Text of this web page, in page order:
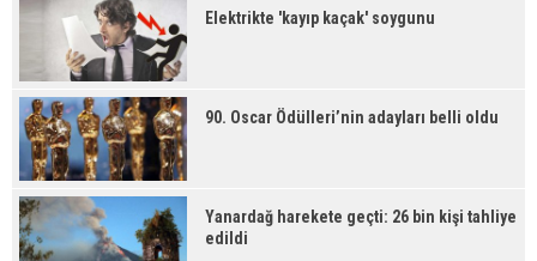
Elektrikte 'kayıp kaçak' soygunu
90. Oscar Ödülleri’nin adayları belli oldu
Yanardağ harekete geçti: 26 bin kişi tahliye
edildi